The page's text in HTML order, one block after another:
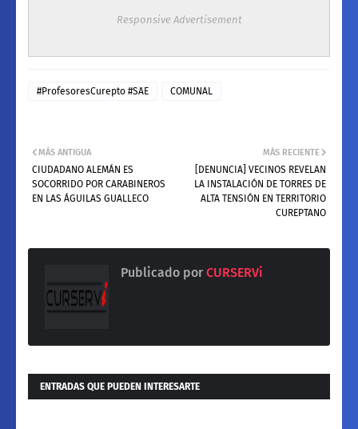
Responsive Advertisement
#ProfesoresCurepto #SAE COMUNAL
MÁS RECIENTE
[DENUNCIA] VECINOS REVELAN
LA INSTALACIÓN DE TORRES DE
ALTA TENSIÓN EN TERRITORIO
CUREPTANO
MÁS ANTIGUA
CIUDADANO ALEMÁN ES
SOCORRIDO POR CARABINEROS
EN LAS ÁGUILAS GUALLECO
Publicado por CURSERVi
ENTRADAS QUE PUEDEN INTERESARTE